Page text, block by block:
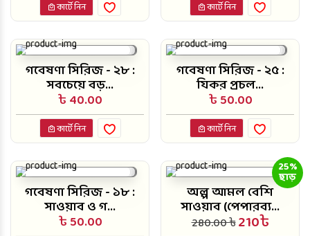
কার্টে নিন কার্টে নিন
গবেষণা সিরিজ - ২৮ :
সবচেয়ে বড়...
৳ 40.00
কার্টে নিন
গবেষণা সিরিজ - ২৫ :
যিকর প্রচল...
৳ 50.00
কার্টে নিন
গবেষণা সিরিজ - ১৮ :
সাওয়াব ও গ...
৳ 50.00
25%
ছাড়
অল্প আমল বেশি
সাওয়াব (পেপারব্য...
280.00 ৳210৳